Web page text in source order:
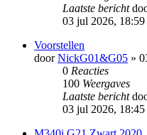
Laatste bericht
03 jul 2026, 18:59
Voorstellen
doorNickG01&G05 »
0 Reacties
100 Weergaves
Laatste bericht
03 jul 2026, 18:45